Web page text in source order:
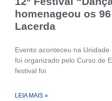
homenageou os
Lacerda
Evento aconteceu na
foi organizado pelo Curso de
festival foi
LEIA MAIS »